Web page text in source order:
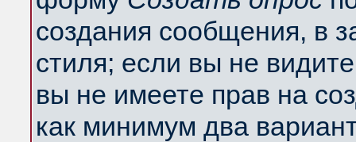
создания сообщения, в
стиля; если вы не
вы не имеете прав на
как минимум два